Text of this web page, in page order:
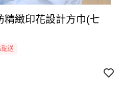
精緻印花設計方巾(七
配送